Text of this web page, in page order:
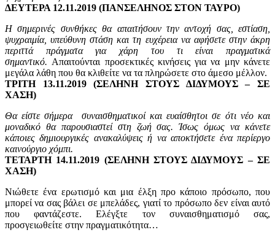
ΔΕΥΤΕΡΑ 12.11.2019 (ΠΑΝΣΕΛΗΝΟΣ ΣΤΟΝ ΤΑΥΡΟ)
Η σημερινές συνθήκες θα απαιτήσουν την αντοχή σας, εστίαση,
ψυχραιμία, υπεύθυνη στάση και τη ευχέρεια να αφήσετε στην άκρη
περιττά πράγματα για χάρη του τι είναι πραγματικά
σημαντικό. Απαιτούνται προσεκτικές κινήσεις για να μην κάνετε
μεγάλα λάθη που θα κλιθείτε να τα πληρώσετε στο άμεσο μέλλον.
ΤΡΙΤΗ 13.11.2019 (ΣΕΛΗΝΗ ΣΤΟΥΣ ΔΙΔΥΜΟΥΣ – ΣΕ
ΧΑΣΗ)
Θα είστε σήμερα συναισθηματικοί και ευαίσθητοι σε ότι νέο και
μοναδικό θα παρουσιαστεί στη ζωή σας. Ίσως όμως να κάνετε
κάποιες δημιουργικές ανακαλύψεις ή να αποκτήσετε ένα περίεργο
καινούργιο χόμπι.
ΤΕΤΑΡΤΗ 14.11.2019 (ΣΕΛΗΝΗ ΣΤΟΥΣ ΔΙΔΥΜΟΥΣ – ΣΕ
ΧΑΣΗ)
Νιώθετε ένα ερωτισμό και μια έλξη προ κάποιο πρόσωπο, που
μπορεί να σας βάλει σε μπελάδες, γιατί το πρόσωπο δεν είναι αυτό
που φαντάζεστε. Ελέγξτε τον συναισθηματισμό σας,
προσγειωθείτε στην πραγματικότητα…